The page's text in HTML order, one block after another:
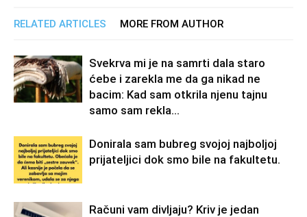
RELATED ARTICLES MORE FROM AUTHOR
Svekrva mi je na samrti dala staro
ćebe i zarekla me da ga nikad ne
bacim: Kad sam otkrila njenu tajnu
samo sam rekla...
Donirala sam bubreg svojoj najboljoj
prijateljici dok smo bile na fakultetu.
Računi vam divljaju? Kriv je jedan